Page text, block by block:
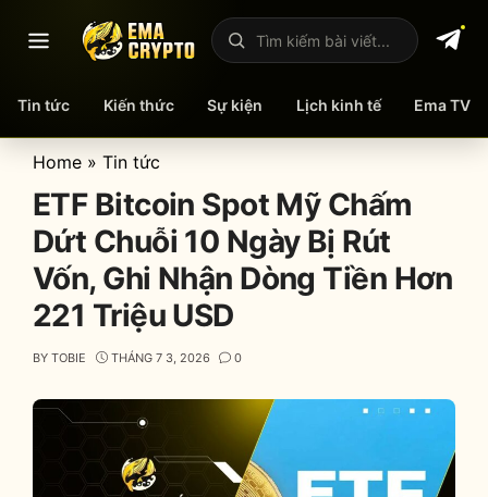
Mở menu
Tìm kiếm bài viết
Tin tức Kiến thức Sự kiện Lịch kinh tế Ema TV
Skip
content
Home » Tin tức
ETF Bitcoin Spot Mỹ Chấm
Dứt Chuỗi 10 Ngày Bị Rút
Vốn, Ghi Nhận Dòng Tiền Hơn
221 Triệu USD
BY TOBIE THÁNG 7 3, 2026 0